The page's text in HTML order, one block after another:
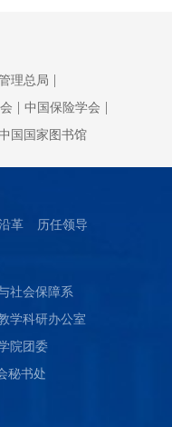
理总局 |
| 中国保险学会 |
国国家图书馆
革 历任领导
社会保障系
学科研办公室
院团委
秘书处